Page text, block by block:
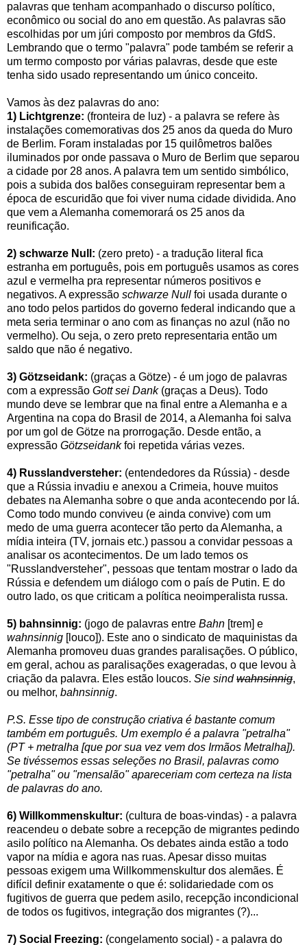
palavras que tenham acompanhado o discurso político,
econômico ou social do ano em questão. As palavras são
escolhidas por um júri composto por membros da GfdS.
Lembrando que o termo "palavra" pode também se referir a
um termo composto por várias palavras, desde que este
tenha sido usado representando um único conceito.
Vamos às dez palavras do ano:
1) Lichtgrenze: (fronteira de luz) - a palavra se refere às
instalações comemorativas dos 25 anos da queda do Muro
de Berlim. Foram instaladas por 15 quilômetros balões
iluminados por onde passava o Muro de Berlim que separou
a cidade por 28 anos. A palavra tem um sentido simbólico,
pois a subida dos balões conseguiram representar bem a
época de escuridão que foi viver numa cidade dividida. Ano
que vem a Alemanha comemorará os 25 anos da
reunificação.
2) schwarze Null: (zero preto) - a tradução literal fica
estranha em português, pois em português usamos as cores
azul e vermelha pra representar números positivos e
negativos. A expressão schwarze Null foi usada durante o
ano todo pelos partidos do governo federal indicando que a
meta seria terminar o ano com as finanças no azul (não no
vermelho). Ou seja, o zero preto representaria então um
saldo que não é negativo.
3) Götzseidank: (graças a Götze) - é um jogo de palavras
com a expressão Gott sei Dank(graças a Deus). Todo
mundo deve se lembrar que na final entre a Alemanha e a
Argentina na copa do Brasil de 2014, a Alemanha foi salva
por um gol de Götze na prorrogação. Desde então, a
expressão Götzseidankfoi repetida várias vezes.
4) Russlandversteher: (entendedores da Rússia) - desde
que a Rússia invadiu e anexou a Crimeia, houve muitos
debates na Alemanha sobre o que anda acontecendo por lá.
Como todo mundo conviveu (e ainda convive) com um
medo de uma guerra acontecer tão perto da Alemanha, a
mídia inteira (TV, jornais etc.) passou a convidar pessoas a
analisar os acontecimentos. De um lado temos os
"Russlandversteher", pessoas que tentam mostrar o lado da
Rússia e defendem um diálogo com o país de Putin. E do
outro lado, os que criticam a política neoimperalista russa.
5) bahnsinnig: (jogo de palavras entre Bahn [trem] e
wahnsinnig [louco]). Este ano o sindicato de maquinistas da
Alemanha promoveu duas grandes paralisações. O público,
em geral, achou as paralisações exageradas, o que levou à
criação da palavra. Eles estão loucos. Sie sindwahnsinnig,
ou melhor, bahnsinnig.
P.S. Esse tipo de construção criativa é bastante comum
também em português. Um exemplo é a palavra "petralha"
(PT + metralha [que por sua vez vem dos Irmãos Metralha]).
Se tivéssemos essas seleções no Brasil, palavras como
"petralha" ou "mensalão" apareceriam com certeza na lista
de palavras do ano.
6) Willkommenskultur: (cultura de boas-vindas) - a palavra
reacendeu o debate sobre a recepção de migrantes pedindo
asilo político na Alemanha. Os debates ainda estão a todo
vapor na mídia e agora nas ruas. Apesar disso muitas
pessoas exigem uma Willkommenskultur dos alemães. É
difícil definir exatamente o que é: solidariedade com os
fugitivos de guerra que pedem asilo, recepção incondicional
de todos os fugitivos, integração dos migrantes (?)...
7) Social Freezing: (congelamento social) - a palavra do